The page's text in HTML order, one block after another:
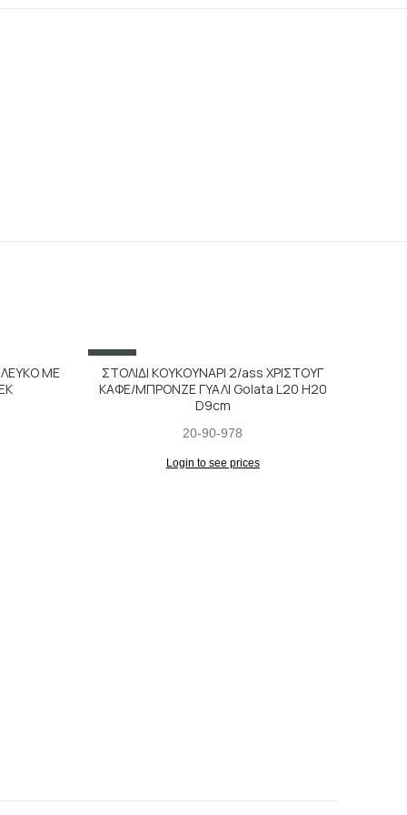
ΜΕ
ΣΤΟΛΙΔΙ ΚΟΥΚΟΥΝΑΡΙ 2/ass ΧΡΙΣΤΟΥΓ
ΚΑΦΕ/ΜΠΡΟΝΖΕ ΓΥΑΛΙ Golata L20 H20
D9cm
20-90-978
Login to see prices